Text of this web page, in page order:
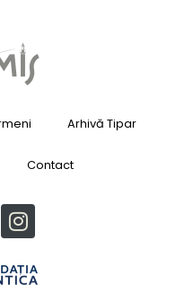
Arhivă Tipar
Contact